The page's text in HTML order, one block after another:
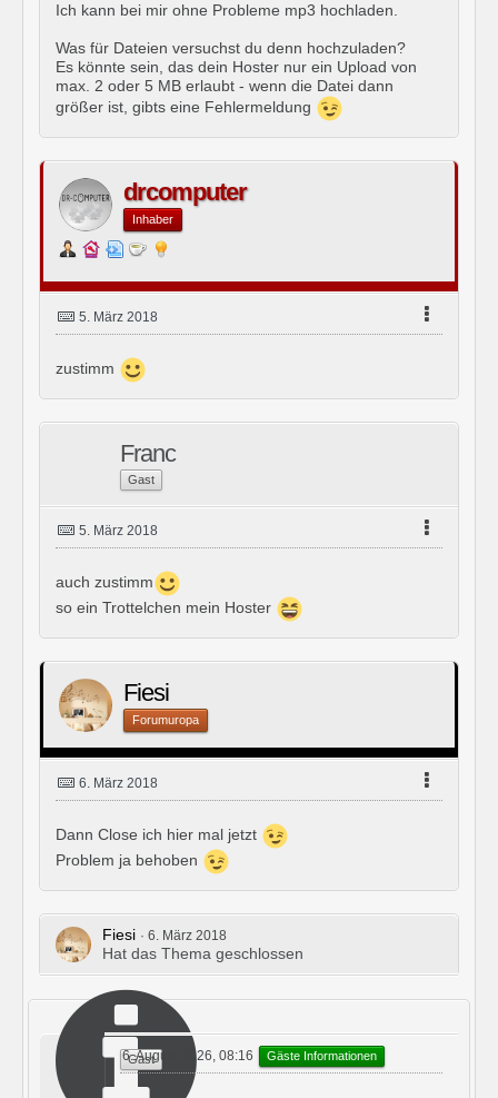
Ich kann bei mir ohne Probleme mp3 hochladen.
Was für Dateien versuchst du denn hochzuladen?
Es könnte sein, das dein Hoster nur ein Upload von
max. 2 oder 5 MB erlaubt - wenn die Datei dann
größer ist, gibts eine Fehlermeldung
drcomputer
Inhaber
5. März 2018
zustimm
Franc
Gast
5. März 2018
auch zustimm
so ein Trottelchen mein Hoster
Fiesi
Forumuropa
6. März 2018
Dann Close ich hier mal jetzt
Problem ja behoben
Fiesi 6. März 2018
Hat das Thema geschlossen
Gast
6. August 2026, 08:16 Gäste Informationen